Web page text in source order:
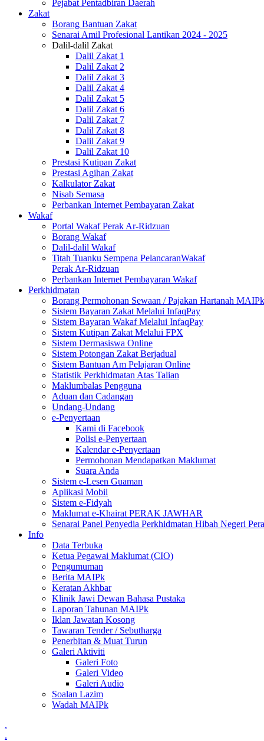
Pejabat Pentadbiran Daerah
Zakat
Borang Bantuan Zakat
Senarai Amil Profesional Lantikan 2024 - 2025
Dalil-dalil Zakat
Dalil Zakat 1
Dalil Zakat 2
Dalil Zakat 3
Dalil Zakat 4
Dalil Zakat 5
Dalil Zakat 6
Dalil Zakat 7
Dalil Zakat 8
Dalil Zakat 9
Dalil Zakat 10
Prestasi Kutipan Zakat
Prestasi Agihan Zakat
Kalkulator Zakat
Nisab Semasa
Perbankan Internet Pembayaran Zakat
Wakaf
Portal Wakaf Perak Ar-Ridzuan
Borang Wakaf
Dalil-dalil Wakaf
Titah Tuanku Sempena PelancaranWakaf
Perak Ar-Ridzuan
Perbankan Internet Pembayaran Wakaf
Perkhidmatan
Borang Permohonan Sewaan / Pajakan Hartanah MAIPk
Sistem Bayaran Zakat Melalui InfaqPay
Sistem Bayaran Wakaf Melalui InfaqPay
Sistem Kutipan Zakat Melalui FPX
Sistem Dermasiswa Online
Sistem Potongan Zakat Berjadual
Sistem Bantuan Am Pelajaran Online
Statistik Perkhidmatan Atas Talian
Maklumbalas Pengguna
Aduan dan Cadangan
Undang-Undang
e-Penyertaan
Kami di Facebook
Polisi e-Penyertaan
Kalendar e-Penyertaan
Permohonan Mendapatkan Maklumat
Suara Anda
Sistem e-Lesen Guaman
Aplikasi Mobil
Sistem e-Fidyah
Maklumat e-Khairat PERAK JAWHAR
Senarai Panel Penyedia Perkhidmatan Hibah Negeri
Info
Data Terbuka
Ketua Pegawai Maklumat (CIO)
Pengumuman
Berita MAIPk
Keratan Akhbar
Klinik Jawi Dewan Bahasa Pustaka
Laporan Tahunan MAIPk
Iklan Jawatan Kosong
Tawaran Tender / Sebutharga
Penerbitan & Muat Turun
Galeri Aktiviti
Galeri Foto
Galeri Video
Galeri Audio
Soalan Lazim
Wadah MAIPk
.
.